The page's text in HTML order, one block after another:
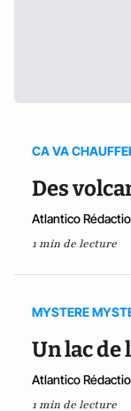
CA VA
Des
Atlantico
1 min de lecture
MYSTERE
Un lac de
Atlantico
1 min de lecture